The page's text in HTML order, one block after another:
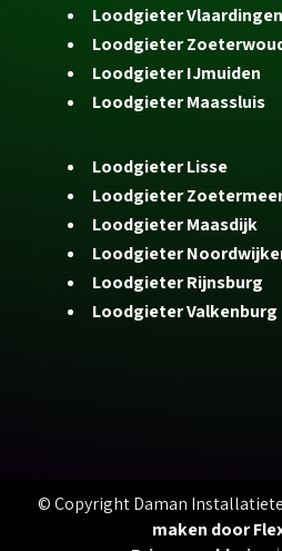
Loodgieter Vlaardingen
Loodgieter
Loodgieter IJmuiden
Loodgieter Maassluis
Loodgieter Lisse
Loodgieter
Loodgieter Maasdijk
Loodgieter
Loodgieter Rijnsburg
Loodgieter Valkenburg
© Copyright Daman
maken door